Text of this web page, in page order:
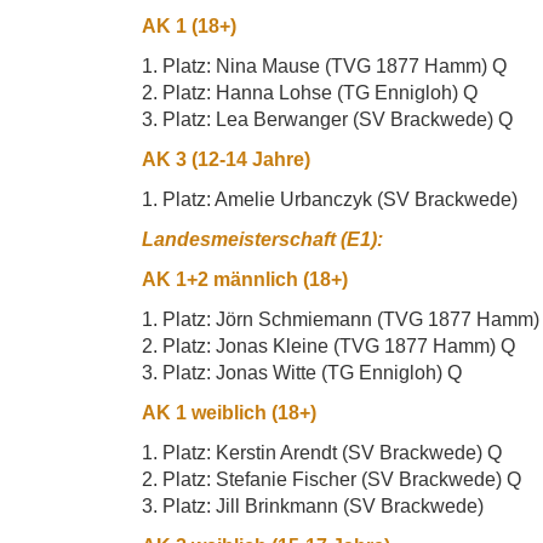
AK 1 (18+)
1. Platz: Nina Mause (TVG 1877 Hamm) Q
2. Platz: Hanna Lohse (TG Ennigloh) Q
3. Platz: Lea Berwanger (SV Brackwede) Q
AK 3 (12-14 Jahre)
1. Platz: Amelie Urbanczyk (SV Brackwede)
Landesmeisterschaft (E1):
AK 1+2 männlich (18+)
1. Platz: Jörn Schmiemann (TVG 1877 Hamm)
2. Platz: Jonas Kleine (TVG 1877 Hamm) Q
3. Platz: Jonas Witte (TG Ennigloh) Q
AK 1 weiblich (18+)
1. Platz: Kerstin Arendt (SV Brackwede) Q
2. Platz: Stefanie Fischer (SV Brackwede) Q
3. Platz: Jill Brinkmann (SV Brackwede)